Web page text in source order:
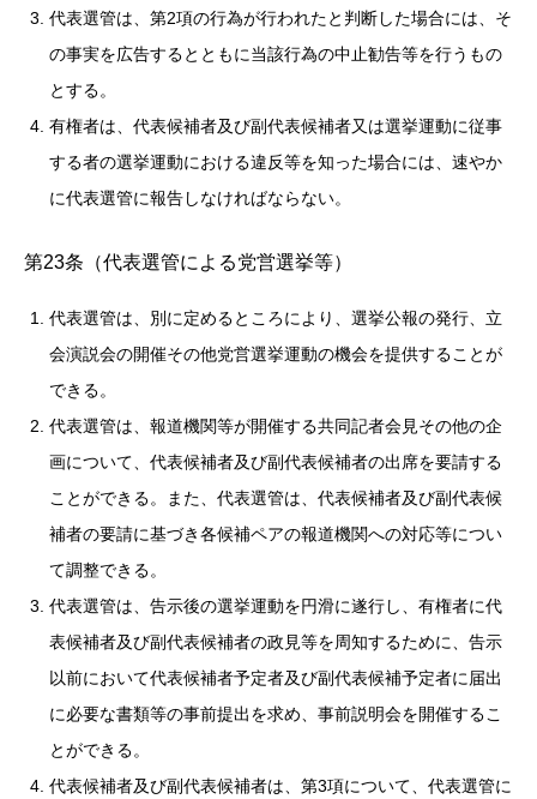
代表選管は、第2項の行為が行われたと判断した場合には、そ
の事実を広告するとともに当該行為の中止勧告等を行うもの
とする。
有権者は、代表候補者及び副代表候補者又は選挙運動に従事
する者の選挙運動における違反等を知った場合には、速やか
に代表選管に報告しなければならない。
第23条（代表選管による党営選挙等）
代表選管は、別に定めるところにより、選挙公報の発行、立
会演説会の開催その他党営選挙運動の機会を提供することが
できる。
代表選管は、報道機関等が開催する共同記者会見その他の企
画について、代表候補者及び副代表候補者の出席を要請する
ことができる。また、代表選管は、代表候補者及び副代表候
補者の要請に基づき各候補ペアの報道機関への対応等につい
て調整できる。
代表選管は、告示後の選挙運動を円滑に遂行し、有権者に代
表候補者及び副代表候補者の政見等を周知するために、告示
以前において代表候補者予定者及び副代表候補予定者に届出
に必要な書類等の事前提出を求め、事前説明会を開催するこ
とができる。
代表候補者及び副代表候補者は、第3項について、代表選管に